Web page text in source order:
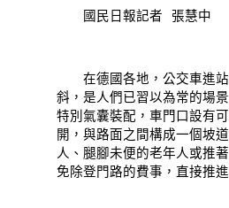
國民日報記者 張慧中
在德國各地，公交車進站
斜，是人們已習以為常的場
特別氣囊裝配，車門口設有
開，與路面之間構成一個坡
人、腿腳未便的老年人或推
免除登門路的費事，直接推